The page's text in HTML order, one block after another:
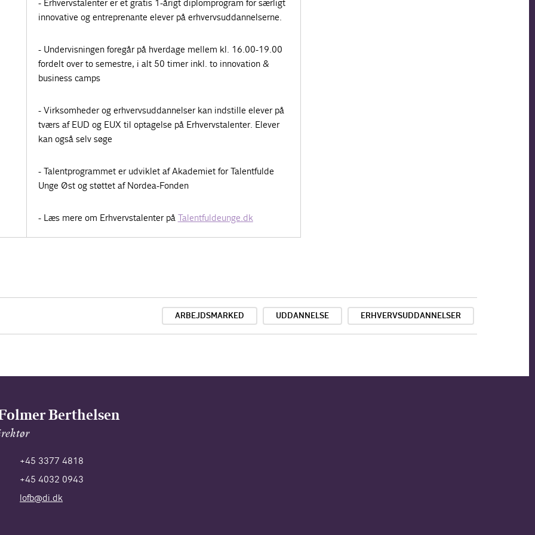
- Erhvervstalenter er et gratis 1-årigt diplomprogram for særligt
innovative og entreprenante elever på erhvervsuddannelserne.
- Undervisningen foregår på hverdage mellem kl. 16.00-19.00
fordelt over to semestre, i alt 50 timer inkl. to innovation &
business camps
- Virksomheder og erhvervsuddannelser kan indstille elever på
tværs af EUD og EUX til optagelse på Erhvervstalenter. Elever
kan også selv søge
- Talentprogrammet er udviklet af Akademiet for Talentfulde
Unge Øst og støttet af Nordea-Fonden
- Læs mere om Erhvervstalenter på Talentfuldeunge.dk
ARBEJDSMARKED UDDANNELSE ERHVERVSUDDANNELSER
Berthelsen
+45 3377 4818
+45 4032 0943
lofb@di.dk